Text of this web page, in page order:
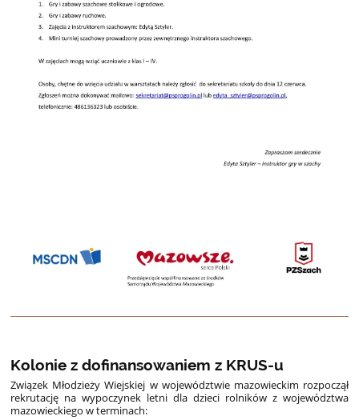
Kolonie z dofinansowaniem z KRUS-u
Związek Młodzieży Wiejskiej w województwie mazowieckim rozpoczął
rekrutację na wypoczynek letni dla dzieci rolników z województwa
mazowieckiego w terminach: